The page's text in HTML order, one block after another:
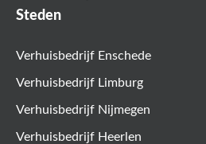
Steden
Verhuisbedrijf Enschede
Verhuisbedrijf Limburg
Verhuisbedrijf Nijmegen
Verhuisbedrijf Heerlen